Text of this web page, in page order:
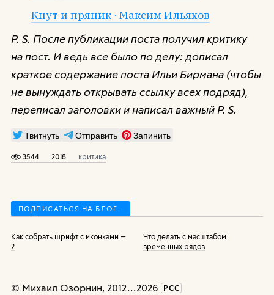
Кнут и пряник · Максим Ильяхов
P. S. После публикации поста получил критику
на пост. И ведь все было по делу: дописал
краткое содержание поста Ильи Бирмана (чтобы
не вынуждать открывать ссылку всех подряд),
переписал заголовки и написал важный P. S.
Твитнуть Отправить Запинить
3544 2018 критика
ПОДПИСАТЬСЯ НА БЛОГ…
Как собрать шрифт с иконками —
2
Что делать с масштабом
временных рядов
© Михаил Озорнин, 2012...2026 РСС